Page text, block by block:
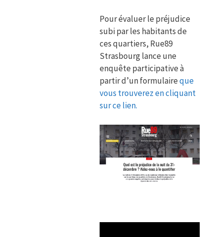
Pour évaluer le préjudice
subi par les habitants de
ces quartiers, Rue89
Strasbourg lance une
enquête participative à
partir d’un formulaireque
vous trouverez en cliquant
sur ce lien.